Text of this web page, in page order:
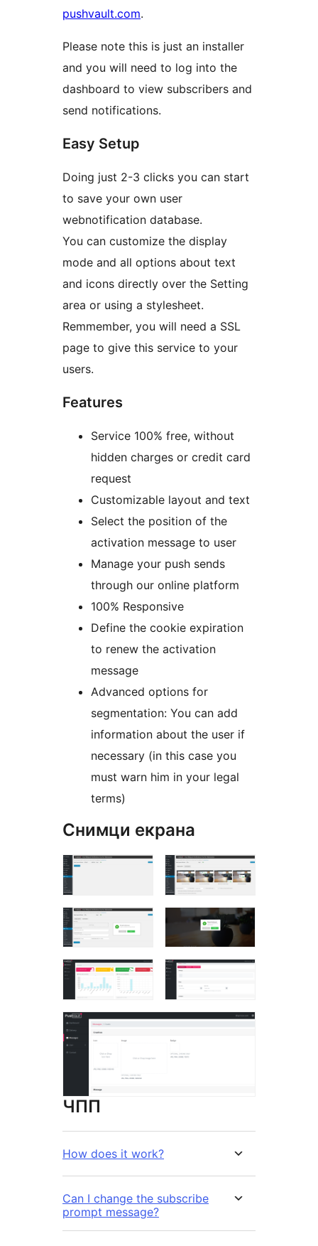
pushvault.com.
Please note this is just an installer
and you will need to log into the
dashboard to view subscribers and
send notifications.
Easy Setup
Doing just 2-3 clicks you can start
to save your own user
webnotification database.
You can customize the display
mode and all options about text
and icons directly over the Setting
area or using a stylesheet.
Remmember, you will need a SSL
page to give this service to your
users.
Features
Service 100% free, without
hidden charges or credit card
request
Customizable layout and text
Select the position of the
activation message to user
Manage your push sends
through our online platform
100% Responsive
Define the cookie expiration
to renew the activation
message
Advanced options for
segmentation: You can add
information about the user if
necessary (in this case you
must warn him in your legal
terms)
Снимци екрана
ЧПП
How does it work?
Can I change the subscribe
prompt message?